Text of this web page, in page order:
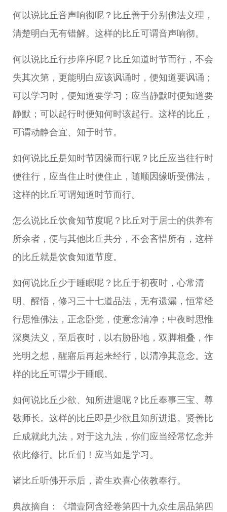
何以说比丘音声响彻呢？比丘善于分别佛法义理，
清楚明白无有错解。这样的比丘可谓音声响彻。
何以说比丘行步庠序呢？比丘知道时节而行，不会
失其次第，更能明白应该讽诵时，便知道要讽诵；
可以学习时，便知道要学习；应当静默时便知道要
静默；可以起行时便知何时该起行。这样的比丘，
可谓动静合宜、知于时节。
如何说比丘是知时节因缘而行呢？比丘应当往行时
便往行，应当住止时便住止，随顺因缘听受佛法，
这样的比丘可谓知道时节而行。
怎么说比丘饮食知节度呢？比丘对于居士的供养有
所余者，便与其他比丘共分，不会吝惜所有，这样
的比丘就是饮食知道节度。
如何说比丘少于睡眠呢？比丘于初夜时，心常清
明、醒悟，修习三十七道品法，无有遗漏，恒常经
行思惟佛法，正念卧觉，使意念清净；中夜时思惟
深奥法义，至后夜时，以右胁卧地，双脚相叠，作
光明之想，醒寤后再起来经行，以清净其意念。这
样的比丘可谓少于睡眠。
如何说比丘少欲、知所进退呢？比丘奉事三宝、尊
敬师长。这样的比丘即是少欲且知所进退。贤善比
丘成就此九法，对于这九法，你们应当经常忆念并
依此修行。比丘们！应当如是学习。
诸比丘听佛开示后，皆生欢喜心依教奉行。
典故摘自：《增壹阿含经卷第四十九众生居品第四